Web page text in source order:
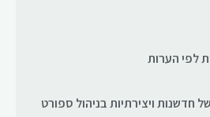
לפי הערות
חדשנות ויצירתיות בניהול ספורט